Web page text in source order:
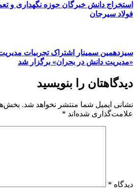
استخراج دانش خبرگان حوزه نگهداری و
فولاد سیرجان
سیزدهمین سمینار اشتراک تجربیات
«مدیریت دانش در بحران» برگزار شد
دیدگاهتان را بنویسید
نشانی ایمیل شما منتشر نخواهد شد.
علامت‌گذاری شده‌اند *
دیدگاه *